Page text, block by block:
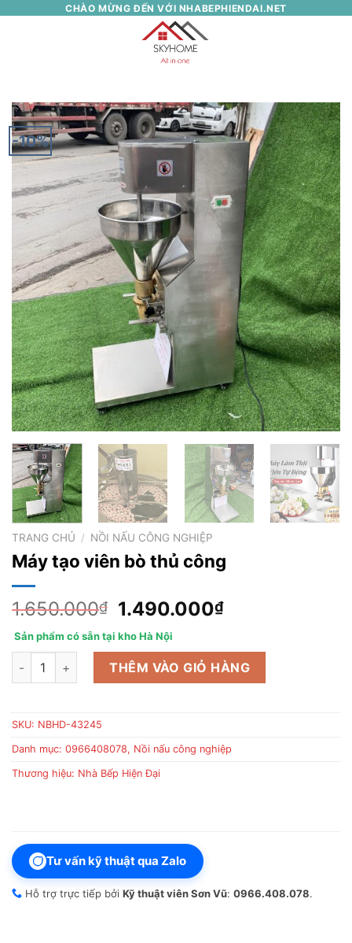
CHÀO MỪNG ĐẾN VỚI NHABEPHIENDAI.NET
-10%
TRANG CHỦ / NỒI NẤU CÔNG NGHIỆP
Máy tạo viên bò thủ công
1.650.000₫
Giá
gốc
là:
1.650.000₫.
1.490.000₫Giá
tại
là:
1.490.000₫.
Sản phẩm có sẵn tại kho Hà Nội
Máy tạo viên bò thủ công số lượng
THÊM VÀO GIỎ HÀNG
SKU: NBHD-43245
Danh mục: 0966408078, Nồi nấu công nghiệp
Thương hiệu: Nhà Bếp Hiện Đại
Tư vấn kỹ thuật qua Zalo
Hỗ trợ trực tiếp bởi Kỹ thuật viên Sơn Vũ: 0966.408.078.